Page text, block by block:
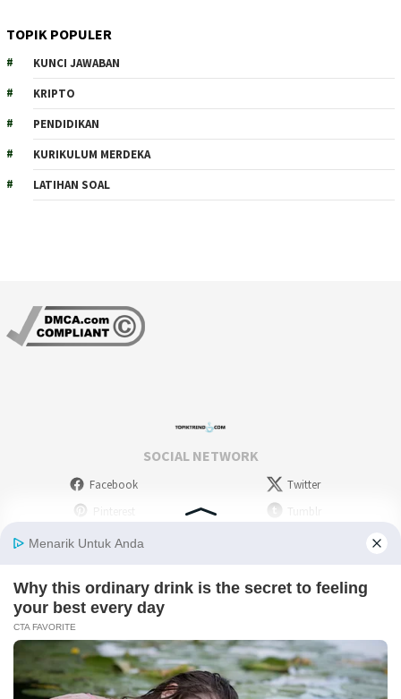
TOPIK POPULER
KUNCI JAWABAN
KRIPTO
PENDIDIKAN
KURIKULUM MERDEKA
LATIHAN SOAL
SOCIAL NETWORK
Facebook
Twitter
Tumblr
Stumbleupon
Deviantart
Myspace
Skype
Picassa
Flickr
RSS